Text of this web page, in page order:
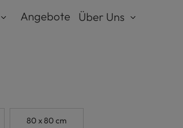
Angebote Über Uns
80 x 80 cm